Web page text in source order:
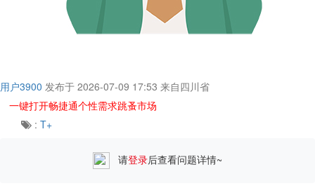
用户3900 发布于 2026-07-09 17:53 来自四川省
一键打开畅捷通个性需求跳蚤市场
: T+
请登录后查看问题详情~